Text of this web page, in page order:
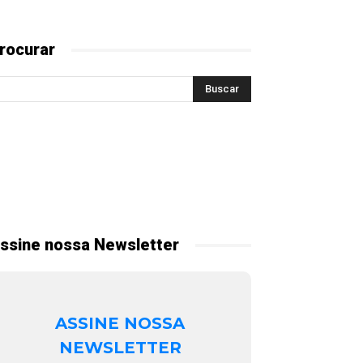
nossa Newsletter
ASSINE NOSSA
NEWSLETTER